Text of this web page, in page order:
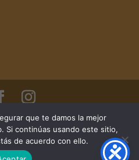
reservados
desarrollado por
que te damos la mejor
Si continúas usando este sitio,
de acuerdo con ello.